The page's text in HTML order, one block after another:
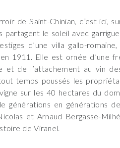
de Saint-Chinian, c’est ici,
partagent le soleil avec
d’une villa gallo-
1911. Elle est ornée d’une
de l’attachement au vin
temps poussés les
sur les 40 hectares du
générations en générations
et Arnaud Bergasse-
de Viranel.